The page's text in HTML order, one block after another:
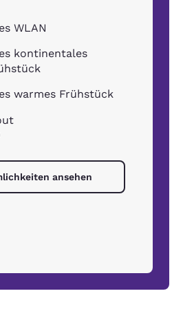
WLAN
kontinentales
warmes Frühstück
ansehen